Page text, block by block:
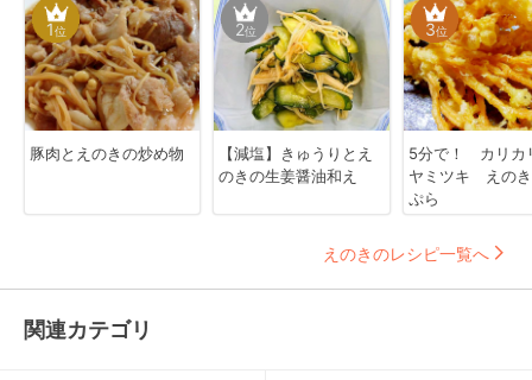
1位
豚肉とえのきの炒め物
2位
【減塩】きゅうりとえ
のきの生姜醤油和え
3位
5分で！ カリカ
ヤミツキ えの
ぷら
えのきのレシピ一覧へ
関連カテゴリ